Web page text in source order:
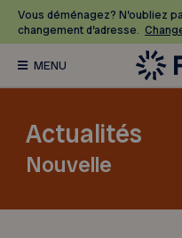
Vous déménagez? N’oubliez
changement d’adresse.
Actualités
Nouvelle